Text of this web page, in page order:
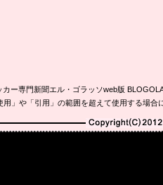
カー専門新聞エル・ゴラッソweb版
用」や「引用」の範囲を超えて使用する場
Copyright(C)2010-